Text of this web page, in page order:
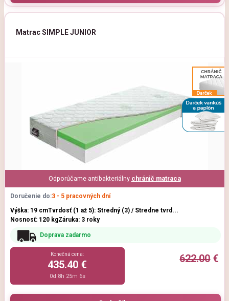
Matrac SIMPLE JUNIOR
Odporúčame antibakteriálny chránič matraca
Doručenie do:3 - 5 pracovných dní
Výška: 19 cmTvrdosť (1 až 5): Stredný (3) / Stredne tvrd...
Nosnosť: 120 kgZáruka: 3 roky
Doprava zadarmo
622.00€
Konečná cena:
435.40 €
0d 8h 25m 5s